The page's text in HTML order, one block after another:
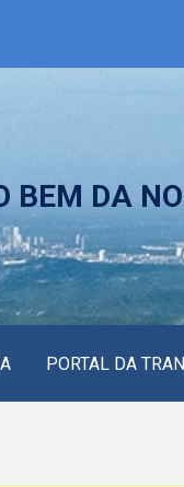
BEM DA
PORTAL DA